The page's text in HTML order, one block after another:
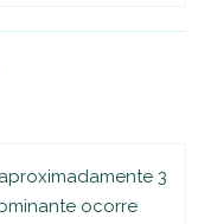
3
ocorre